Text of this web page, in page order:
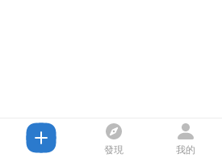
發現 我的